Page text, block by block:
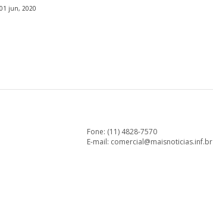
jun, 2020
Fone: (11) 4828-7570
E-mail: comercial@maisnoticias.inf.br